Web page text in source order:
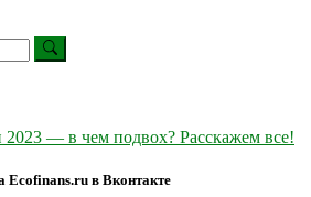
— в чем подвох? Расскажем все!
Ecofinans.ru в Вконтакте